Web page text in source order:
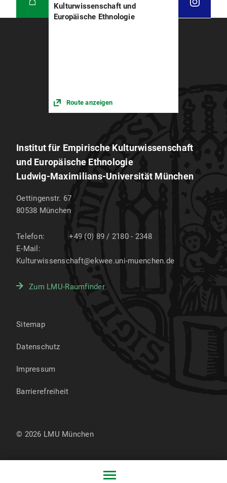
Kulturwissenschaft und
Europäische Ethnologie
Route anzeigen
Institut für Empirische Kulturwissenschaft
und Europäische Ethnologie
Ludwig-Maximilians-Universität München
Oettingenstr. 67
80538 München
Telefon:
+49 (0) 89 / 2180 - 2348
E-Mail:
Kulturwissenschaft@ekwee.uni-muenchen.de
Zum LMU-Raumfinder
Sitemap
Datenschutz
Impressum
Barrierefreiheit
© 2026 LMU München